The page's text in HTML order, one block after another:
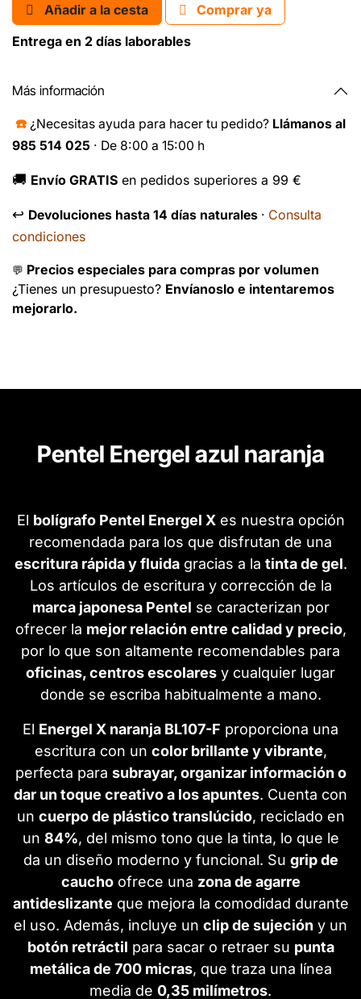
Añadir a la cesta
Comprar ya
Entrega en 2 días laborables
Más información
☎️ ¿Necesitas ayuda para hacer tu pedido? Llámanos al
985 514 025 · De 8:00 a 15:00 h
🚚 Envío GRATIS en pedidos superiores a 99 €
↩️ Devoluciones hasta 14 días naturales · Consulta
condiciones
💬 Precios especiales para compras por volumen
¿Tienes un presupuesto? Envíanoslo e intentaremos
mejorarlo.
Pentel Energel azul naranja
El bolígrafo Pentel Energel Xes nuestra opción
recomendada para los que disfrutan de una
escritura rápida y fluidagracias a la tinta de gel.
Los artículos de escritura y corrección de la
marca japonesa Pentel se caracterizan por
ofrecer la mejor relación entre calidad y precio,
por lo que son altamente recomendables para
oficinas, centros escolares y cualquier lugar
donde se escriba habitualmente a mano.
El Energel X naranja BL107-F proporciona una
escritura con un color brillante y vibrante,
perfecta para subrayar, organizar información o
dar un toque creativo a los apuntes. Cuenta con
un cuerpo de plástico translúcido, reciclado en
un 84%, del mismo tono que la tinta, lo que le
da un diseño moderno y funcional. Su grip de
cauchoofrece una zona de agarre
antideslizante que mejora la comodidad durante
el uso. Además, incluye un clip de sujeción y un
botón retráctil para sacar o retraer su punta
metálica de 700 micras, que traza una línea
media de 0,35 milímetros.